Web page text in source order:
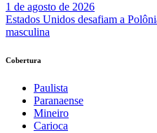
1 de agosto de 2026
Estados Unidos desafiam a
masculina
Cobertura
Paulista
Paranaense
Mineiro
Carioca